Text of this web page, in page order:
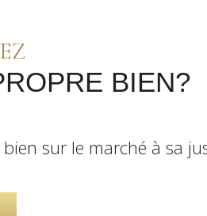
BIEN?
sur le marché à sa